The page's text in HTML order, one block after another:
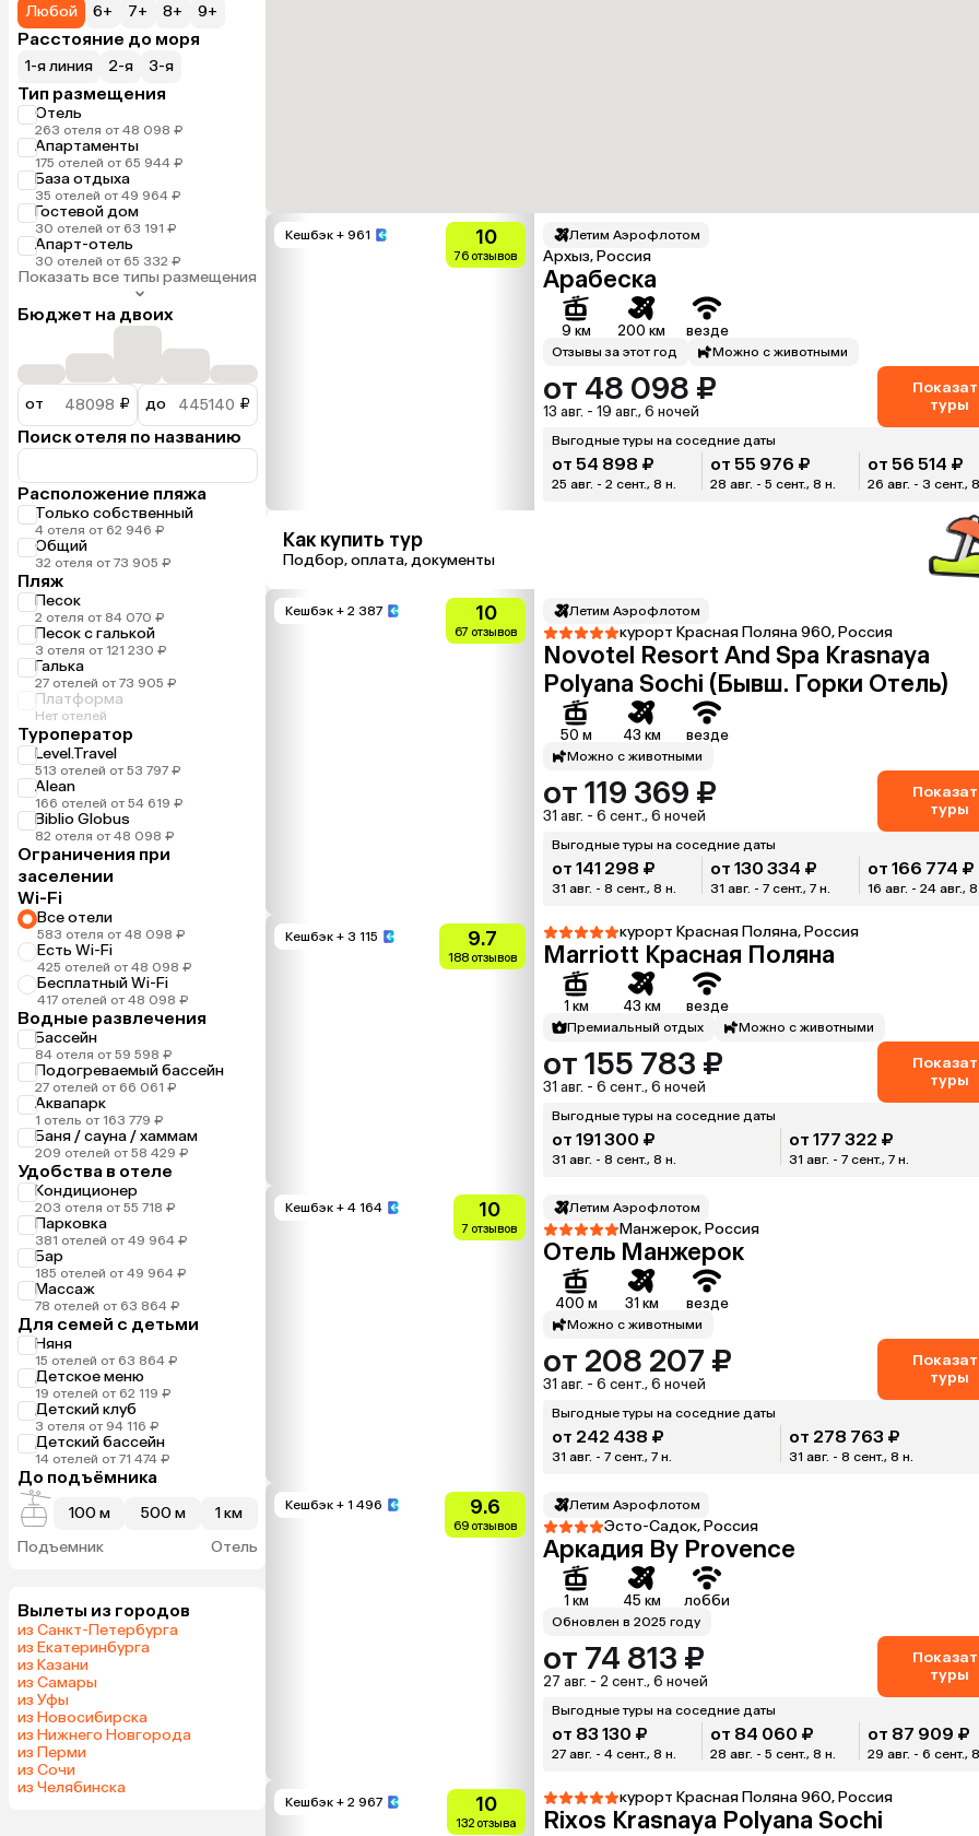
Любой 6+ 7+ 8+ 9+
Расстояние до моря
1-я линия 2-я 3-я
Тип размещения
Отель
263 отеля от 48 098 ₽
Апартаменты
175 отелей от 65 944 ₽
База отдыха
35 отелей от 49 964 ₽
Гостевой дом
30 отелей от 63 191 ₽
Апарт-отель
30 отелей от 65 332 ₽
Показать все типы размещения
Бюджет на двоих
от ₽ до ₽
Поиск отеля по названию
Расположение пляжа
Только собственный
4 отеля от 62 946 ₽
Общий
32 отеля от 73 905 ₽
Пляж
Песок
2 отеля от 84 070 ₽
Песок с галькой
3 отеля от 121 230 ₽
Галька
27 отелей от 73 905 ₽
Платформа
Нет отелей
Туроператор
Level.Travel
513 отелей от 53 797 ₽
Alean
166 отелей от 54 619 ₽
Biblio Globus
82 отеля от 48 098 ₽
Ограничения при
заселении
Wi-Fi
Все отели
583 отеля от 48 098 ₽
Есть Wi-Fi
425 отелей от 48 098 ₽
Бесплатный Wi-Fi
417 отелей от 48 098 ₽
Водные развлечения
Бассейн
84 отеля от 59 598 ₽
Подогреваемый бассейн
27 отелей от 66 061 ₽
Аквапарк
1 отель от 163 779 ₽
Баня / сауна / хаммам
209 отелей от 58 429 ₽
Удобства в отеле
Кондиционер
203 отеля от 55 718 ₽
Парковка
381 отелей от 49 964 ₽
Бар
185 отелей от 49 964 ₽
Массаж
78 отелей от 63 864 ₽
Для семей с детьми
Няня
15 отелей от 63 864 ₽
Детское меню
19 отелей от 62 119 ₽
Детский клуб
3 отеля от 94 116 ₽
Детский бассейн
14 отелей от 71 474 ₽
До подъёмника
100 м 500 м
1 км
Подъемник
Отель
Вылеты из городов
из Санкт-Петербурга
из Екатеринбурга
из Казани
из Самары
из Уфы
из Новосибирска
из Нижнего Новгорода
из Перми
из Сочи
из Челябинска
Кешбэк + 961 10
76 отзывов
Летим Аэрофлотом
Архыз, Россия
Арабеска
9 км 200 км везде
Отзывы за этот год Можно с животными
от 48 098 ₽
13 авг. - 19 авг., 6 ночей
туры
Выгодные туры на соседние даты
от 54 898 ₽
25 авг. - 2 сент., 8 н.
от 55 976 ₽
28 авг. - 5 сент., 8 н.
от 56 514 ₽
26 авг. - 3 сент.,
Как купить тур
Подбор, оплата, документы
Кешбэк + 2 387 10
67 отзывов
Летим Аэрофлотом
курорт Красная Поляна 960, Россия
Novotel Resort And Spa Krasnaya
Polyana Sochi (Бывш. Горки Отель)
50 м 43 км везде
Можно с животными
от 119 369 ₽
31 авг. - 6 сент., 6 ночей
туры
Выгодные туры на соседние даты
от 141 298 ₽
31 авг. - 8 сент., 8 н.
от 130 334 ₽
31 авг. - 7 сент., 7 н.
от 166 774 ₽
16 авг. - 24 авг.,
Кешбэк + 3 115 9.7
188 отзывов
курорт Красная Поляна, Россия
Marriott Красная Поляна
1 км 43 км везде
Премиальный отдых Можно с животными
от 155 783 ₽
31 авг. - 6 сент., 6 ночей
туры
Выгодные туры на соседние даты
от 191 300 ₽
31 авг. - 8 сент., 8 н.
от 177 322 ₽
31 авг. - 7 сент., 7 н.
Кешбэк + 4 164 10
7 отзывов
Летим Аэрофлотом
Манжерок, Россия
Отель Манжерок
400 м 31 км везде
Можно с животными
от 208 207 ₽
31 авг. - 6 сент., 6 ночей
туры
Выгодные туры на соседние даты
от 242 438 ₽
31 авг. - 7 сент., 7 н.
от 278 763 ₽
31 авг. - 8 сент., 8 н.
Кешбэк + 1 496 9.6
69 отзывов
Летим Аэрофлотом
Эсто-Садок, Россия
Аркадия By Provence
1 км 45 км лобби
Обновлен в 2025 году
от 74 813 ₽
27 авг. - 2 сент., 6 ночей
туры
Выгодные туры на соседние даты
от 83 130 ₽
27 авг. - 4 сент., 8 н.
от 84 060 ₽
28 авг. - 5 сент., 8 н.
от 87 909 ₽
29 авг. - 6 сент.,
Кешбэк + 2 967 10
132 отзыва
курорт Красная Поляна 960, Россия
Rixos Krasnaya Polyana Sochi